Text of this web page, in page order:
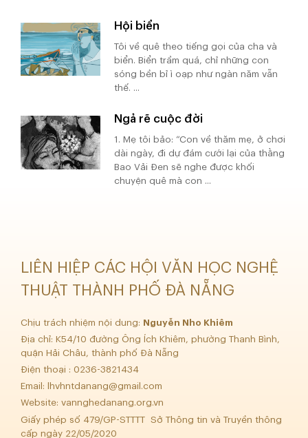
Hội biển
Tôi về quê theo tiếng gọi của cha và
biển. Biển trầm quá, chỉ những con
sóng bền bỉ ì oạp như ngàn năm vẫn
thế. ...
Ngả rẽ cuộc đời
1. Mẹ tôi bảo: “Con về thăm mẹ, ở chơi
dài ngày, đi dự đám cưới lại của thằng
Bao Vải Đen sẽ nghe được khối
chuyện quê mà con ...
LIÊN HIỆP CÁC HỘI VĂN HỌC NGHỆ
THUẬT THÀNH PHỐ ĐÀ NẴNG
Chịu trách nhiệm nội dung:
Nguyễn Nho Khiêm
Địa chỉ: K54/10 đường Ông Ích Khiêm, phường Thanh Bình,
quận Hải Châu, thành phố Đà Nẵng
Điện thoại : 0236-3821434
Email:
lhvhntdanang@gmail.com
Website: vannghedanang.org.vn
Giấy phép số 479/GP-STTTT Sở Thông tin và Truyền thông
cấp ngày 22/05/2020